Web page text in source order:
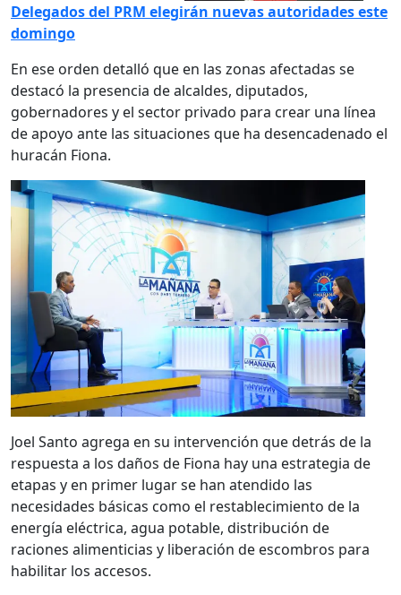
Delegados del PRM elegirán nuevas autoridades este
domingo
En ese orden detalló que en las zonas afectadas se
destacó la presencia de alcaldes, diputados,
gobernadores y el sector privado para crear una línea
de apoyo ante las situaciones que ha desencadenado el
huracán Fiona.
Joel Santo agrega en su intervención que detrás de la
respuesta a los daños de Fiona hay una estrategia de
etapas y en primer lugar se han atendido las
necesidades básicas como el restablecimiento de la
energía eléctrica, agua potable, distribución de
raciones alimenticias y liberación de escombros para
habilitar los accesos.